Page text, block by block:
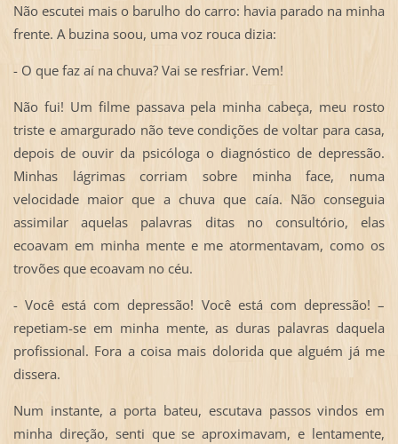
Não escutei mais o barulho do carro: havia parado na minha
frente. A buzina soou, uma voz rouca dizia:
- O que faz aí na chuva? Vai se resfriar. Vem!
Não fui! Um filme passava pela minha cabeça, meu rosto
triste e amargurado não teve condições de voltar para casa,
depois de ouvir da psicóloga o diagnóstico de depressão.
Minhas lágrimas corriam sobre minha face, numa
velocidade maior que a chuva que caía. Não conseguia
assimilar aquelas palavras ditas no consultório, elas
ecoavam em minha mente e me atormentavam, como os
trovões que ecoavam no céu.
- Você está com depressão! Você está com depressão! –
repetiam-se em minha mente, as duras palavras daquela
profissional. Fora a coisa mais dolorida que alguém já me
dissera.
Num instante, a porta bateu, escutava passos vindos em
minha direção, senti que se aproximavam, e lentamente,